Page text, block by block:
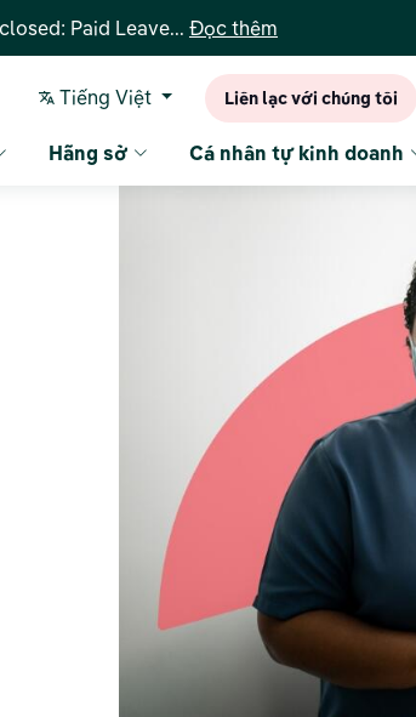
Paid Leave... Đọc thêm
Tiếng Việt Liên lạc với chúng tôi
Hãng sở Cá nhân tự kinh doanh